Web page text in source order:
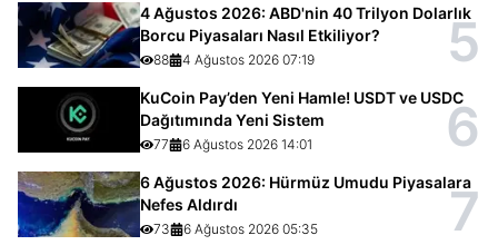
4 Ağustos 2026: ABD'nin 40 Trilyon Dolarlık
Borcu Piyasaları Nasıl Etkiliyor?
88 4 Ağustos 2026 07:19 5
KuCoin Pay’den Yeni Hamle! USDT ve USDC
Dağıtımında Yeni Sistem
77 6 Ağustos 2026 14:01 6
6 Ağustos 2026: Hürmüz Umudu Piyasalara
Nefes Aldırdı
73 6 Ağustos 2026 05:35 7